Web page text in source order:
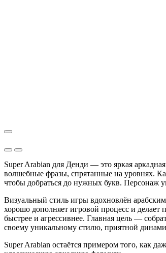
Super Arabian для Денди — это яркая
волшебные фразы, спрятанные на уровнях.
чтобы добраться до нужных букв. Персонаж
Визуальный стиль игры вдохновлён
хорошо дополняет игровой процесс и делает
быстрее и агрессивнее. Главная цель —
своему уникальному стилю, приятной
Super Arabian остаётся примером того, как